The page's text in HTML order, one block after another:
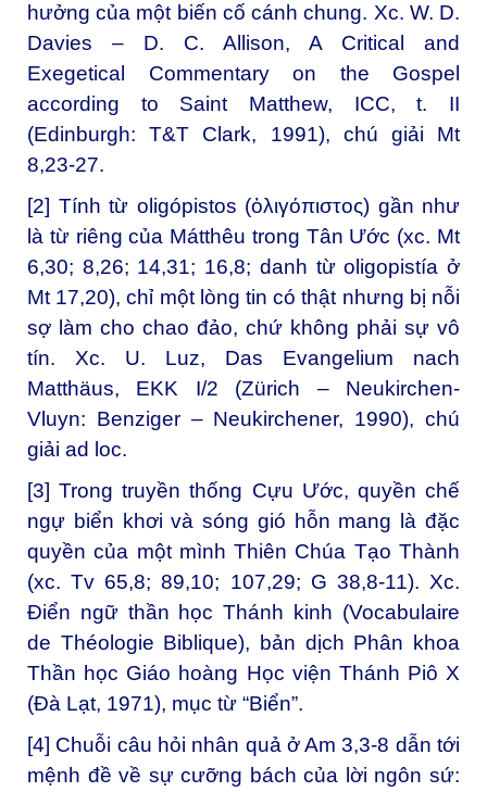
hưởng của một biến cố cánh chung. Xc. W. D.
Davies – D. C. Allison, A Critical and
Exegetical Commentary on the Gospel
according to Saint Matthew, ICC, t. II
(Edinburgh: T&T Clark, 1991), chú giải Mt
8,23-27.
[2] Tính từ oligópistos (ὀλιγόπιστος) gần như
là từ riêng của Mátthêu trong Tân Ước (xc. Mt
6,30; 8,26; 14,31; 16,8; danh từ oligopistía ở
Mt 17,20), chỉ một lòng tin có thật nhưng bị nỗi
sợ làm cho chao đảo, chứ không phải sự vô
tín. Xc. U. Luz, Das Evangelium nach
Matthäus, EKK I/2 (Zürich – Neukirchen-
Vluyn: Benziger – Neukirchener, 1990), chú
giải ad loc.
[3] Trong truyền thống Cựu Ước, quyền chế
ngự biển khơi và sóng gió hỗn mang là đặc
quyền của một mình Thiên Chúa Tạo Thành
(xc. Tv 65,8; 89,10; 107,29; G 38,8-11). Xc.
Điển ngữ thần học Thánh kinh (Vocabulaire
de Théologie Biblique), bản dịch Phân khoa
Thần học Giáo hoàng Học viện Thánh Piô X
(Đà Lạt, 1971), mục từ “Biển”.
[4] Chuỗi câu hỏi nhân quả ở Am 3,3-8 dẫn tới
mệnh đề về sự cưỡng bách của lời ngôn sứ: